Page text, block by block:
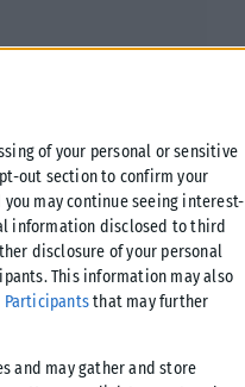
of your personal or sensitive
out section to confirm your
may continue seeing interest-
information disclosed to third
disclosure of your personal
This information may also
Participantsthat may further
and may gather and store